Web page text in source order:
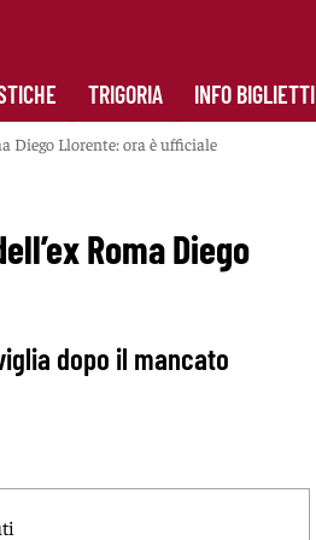
TRIGORIA INFO BIGLIETTI
Diego Llorente: ora è ufficiale
Roma Diego
dopo il mancato